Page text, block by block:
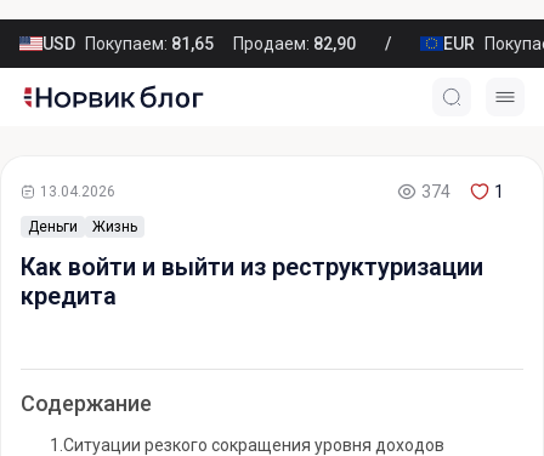
USD Покупаем: 81,65 Продаем: 82,90 EUR
Деньги Жизнь
13.04.2026 374 1
Как войти и выйти из реструктуризации
кредита
Содержание
1. Ситуации резкого сокращения уровня доходов